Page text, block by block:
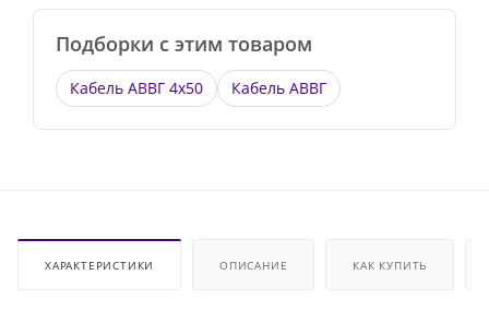
Подборки с этим товаром
Кабель АВВГ 4х50 Кабель АВВГ
ХАРАКТЕРИСТИКИ ОПИСАНИЕ КАК КУПИТЬ